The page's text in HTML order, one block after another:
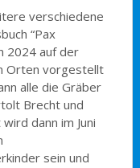
verschiedene
“Pax
2024 auf der
Orten vorgestellt
alle die Gräber
Brecht und
dann im Juni
sein und